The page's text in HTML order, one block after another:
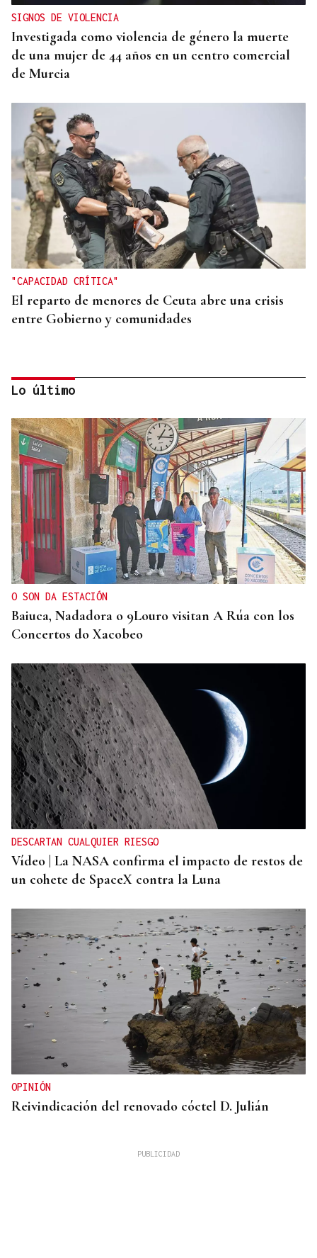
SIGNOS DE VIOLENCIA
Investigada como violencia de género la muerte
de una mujer de 44 años en un centro comercial
de Murcia
"CAPACIDAD CRÍTICA"
El reparto de menores de Ceuta abre una crisis
entre Gobierno y comunidades
TIROTEO CON HERIDOS
Un guardia civil gallego mata a su expareja,
también agente, en el cuartel de Llanes y muere
tras ser abatido
Lo último
O SON DA ESTACIÓN
Baiuca, Nadadora o 9Louro visitan A Rúa con los
Concertos do Xacobeo
DESCARTAN CUALQUIER RIESGO
Vídeo | La NASA confirma el impacto de restos de
un cohete de SpaceX contra la Luna
OPINIÓN
Reivindicación del renovado cóctel D. Julián